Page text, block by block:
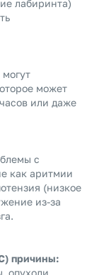
лабиринта)
может
или даже
с
как аритмии
(низкое
из-за
причины:
опухоли